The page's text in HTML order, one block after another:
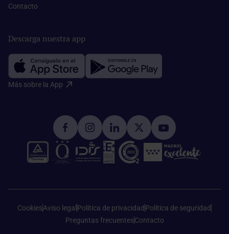
Contacto​
Descarga nuestra app
Más sobre la App​
CookiesAviso legal Política de privacidad Política de seguridad
Preguntas frecuentesContacto